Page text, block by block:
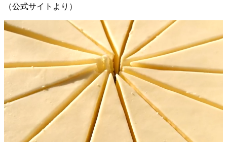
（公式サイトより）